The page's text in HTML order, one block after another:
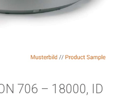
706 – 18000, ID